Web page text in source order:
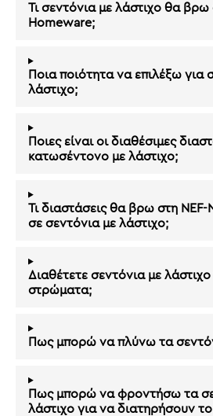
Τι σεντόνια με λάστιχο θα βρω
Homeware;
Ποια ποιότητα να επιλέξω για
λάστιχο;
Ποιες είναι οι διαθέσιμες
κατωσέντονο με λάστιχο;
Τι διαστάσεις θα βρω στη
σε σεντόνια με λάστιχο;
Διαθέτετε σεντόνια με
στρώματα;
Πως μπορώ να πλύνω τα
Πως μπορώ να φροντήσω τα
λάστιχο για να διατηρήσουν